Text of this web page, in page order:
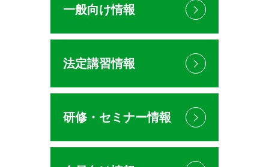
一般向け情報
法定講習情報
研修・セミナー情報